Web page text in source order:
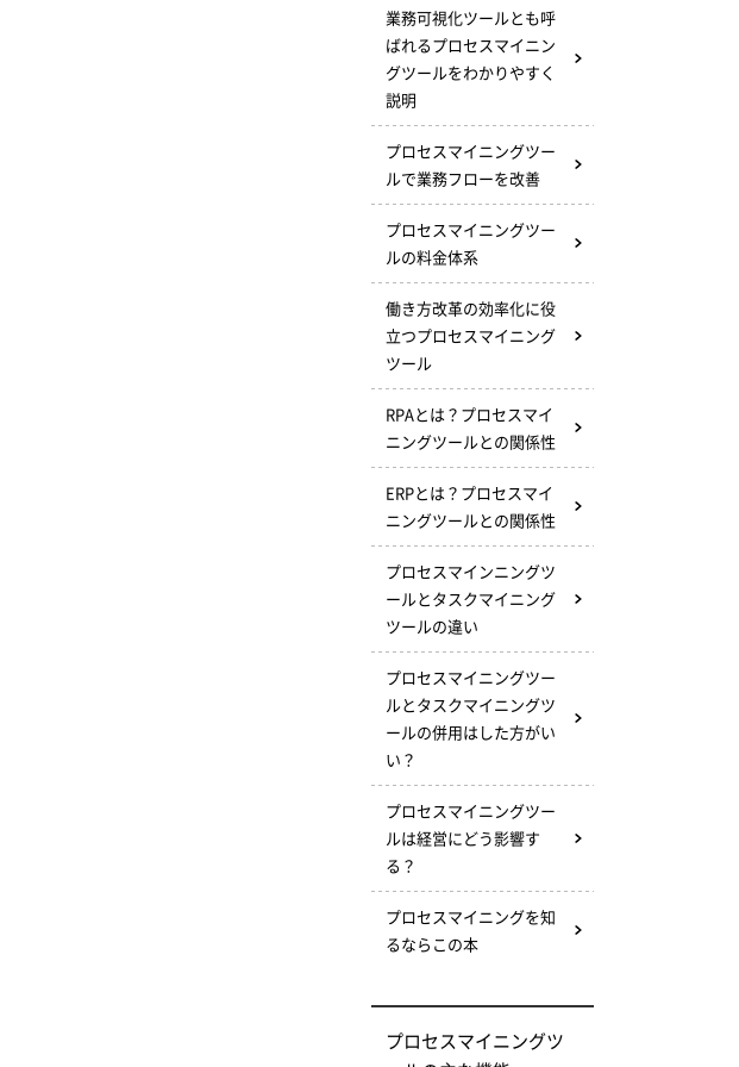
業務可視化ツールとも呼
ばれるプロセスマイニン
グツールをわかりやすく
説明
プロセスマイニングツー
ルで業務フローを改善
プロセスマイニングツー
ルの料金体系
働き方改革の効率化に役
立つプロセスマイニング
ツール
RPAとは？プロセスマイ
ニングツールとの関係性
ERPとは？プロセスマイ
ニングツールとの関係性
プロセスマインニングツ
ールとタスクマイニング
ツールの違い
プロセスマイニングツー
ルとタスクマイニングツ
ールの併用はした方がい
い？
プロセスマイニングツー
ルは経営にどう影響す
る？
プロセスマイニングを知
るならこの本
プロセスマイニングツ